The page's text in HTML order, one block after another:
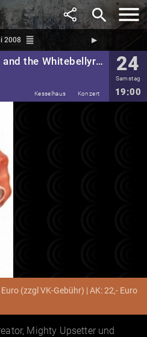
search
2008 reorder ▶︎
LEE "SCRATCH" PERRY and the Whitebellyrats 24
Samstag
19:00
Kesselhaus Konzert
(zzgl VK-Gebühr) | AK: 22,- Euro
Mighty Upsetter und